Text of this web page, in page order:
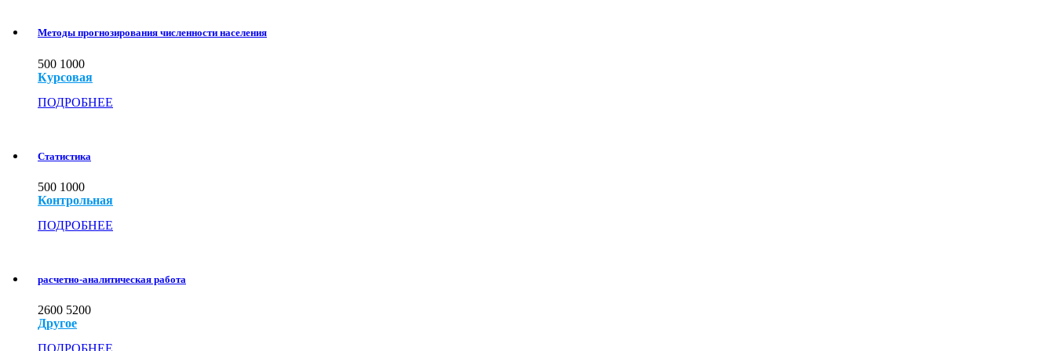
Методы прогнозирования численности населения
500 1000
Курсовая
ПОДРОБНЕЕ
Статистика
500 1000
Контрольная
ПОДРОБНЕЕ
расчетно-аналитическая работа
2600 5200
Другое